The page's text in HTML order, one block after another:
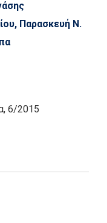
Παρασκευή Ν.
, 6/2015